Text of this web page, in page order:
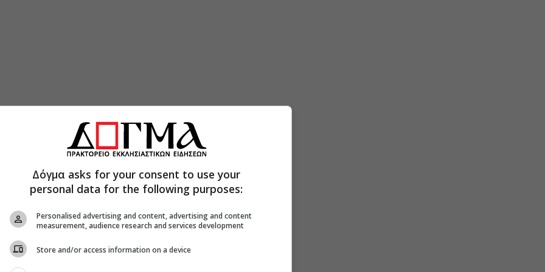
τον άνθρωπο στην αμαρτία του γιατί ποτέ
και το έγκλημα με τον εγκληματία.
από τον αμαρτωλό, να καταδικάζεις την
Δόγμα asks for your consent to use your
personal data for the following purposes:
Personalised advertising and content, advertising and content
measurement, audience research and services development
Store and/or access information on a device